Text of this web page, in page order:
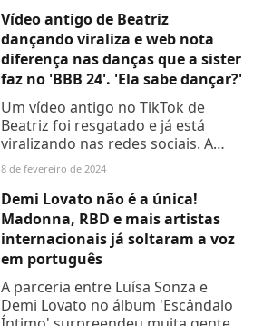
Vídeo antigo de Beatriz
dançando viraliza e web nota
diferença nas danças que a sister
faz no 'BBB 24'. 'Ela sabe dançar?'
Um vídeo antigo no TikTok de
Beatriz foi resgatado e já está
viralizando nas redes sociais. A
vendedora aparece dançando de
um jeito bem sexy, diferente do
que mostra no 'BBB 24',...
8 de fevereiro de 2024
Demi Lovato não é a única!
Madonna, RBD e mais artistas
internacionais já soltaram a voz
em português
A parceria entre Luísa Sonza e
Demi Lovato no álbum 'Escândalo